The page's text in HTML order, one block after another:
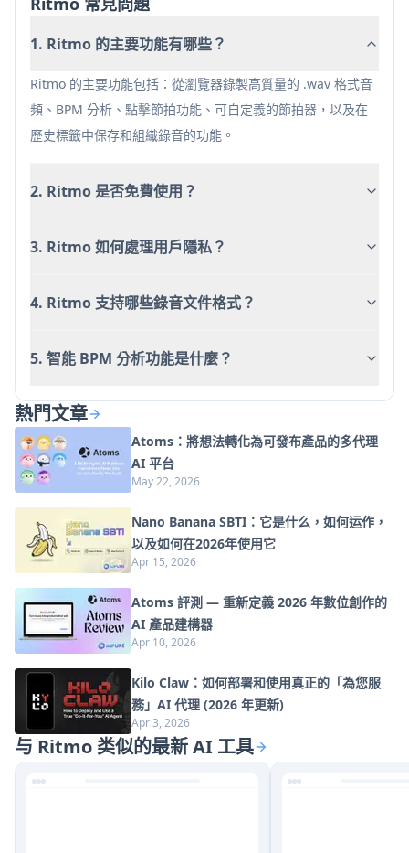
用戶友好的界面，全面的音頻管理
缺點
僅限於瀏覽器基於的音頻來源
1. Ritmo 的主要功能有哪些？
Ritmo 的主要功能包括：從瀏覽器錄製高質量的 .wav 格式音
頻、BPM 分析、點擊節拍功能、可自定義的節拍器，以及在
歷史標籤中保存和組織錄音的功能。
2. Ritmo 是否免費使用？
3. Ritmo 如何處理用戶隱私？
4. Ritmo 支持哪些錄音文件格式？
5. 智能 BPM 分析功能是什麼？
熱門文章
Atoms：將想法轉化為可發布產品的多代理
AI 平台
May 22, 2026
Nano Banana SBTI：它是什么，如何运作，
以及如何在2026年使用它
Apr 15, 2026
Atoms 評測 — 重新定義 2026 年數位創作的
AI 產品建構器
Apr 10, 2026
Kilo Claw：如何部署和使用真正的「為您服
務」AI 代理 (2026 年更新)
Apr 3, 2026
与 Ritmo 类似的最新 AI 工具